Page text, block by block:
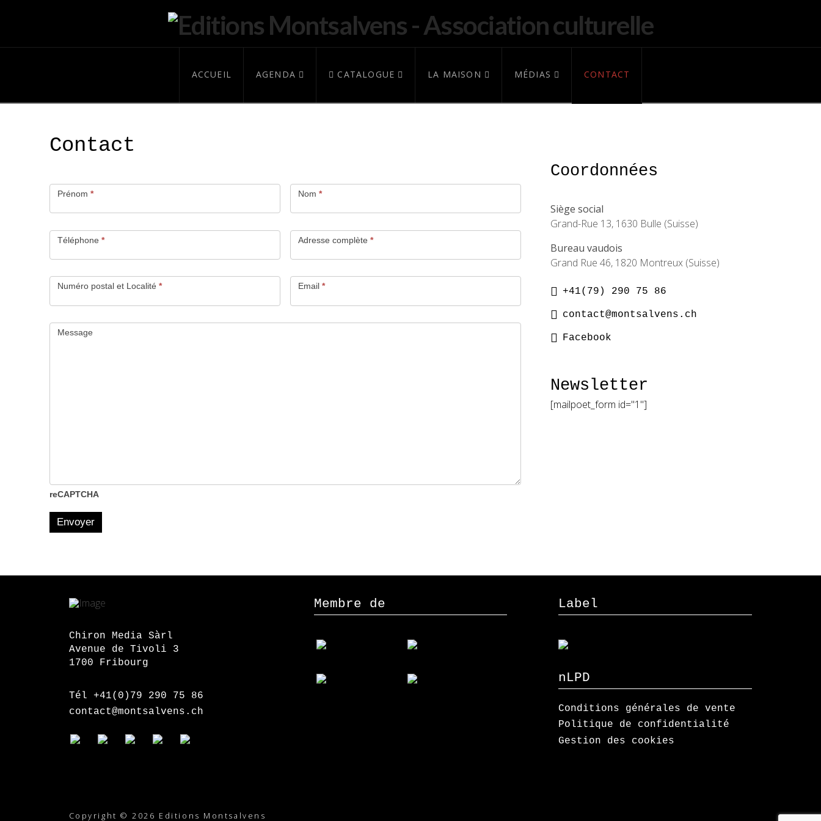
ACCUEIL AGENDA CATALOGUE LA MAISON MÉDIAS CONTACT
Contact
CONTACT
Prénom * Nom *
Téléphone * Adresse complète *
Numéro postal et Localité * Email *
Message
reCAPTCHA
Envoyer
Coordonnées
Siège social
Grand-Rue 13, 1630 Bulle (Suisse)
Bureau vaudois
Grand Rue 46, 1820 Montreux (Suisse)
+41(79) 290 75 86
contact@montsalvens.ch
Facebook
Newsletter
[mailpoet_form id="1"]
Chiron Media Sàrl
Avenue de Tivoli 3
1700 Fribourg
Tél +41(0)79 290 75 86
contact@montsalvens.ch
Membre de Label
nLPD
Conditions générales de vente
Politique de confidentialité
Gestion des cookies
Copyright © 2026 Editions Montsalvens